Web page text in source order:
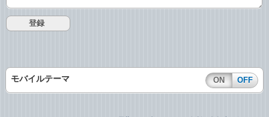
モバイルテーマ ON OFF